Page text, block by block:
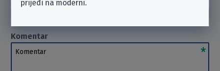
Autor(opcionalno)
Komentar
Komentar
prijeđi na moderni.